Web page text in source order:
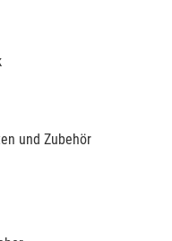
und Zubehör